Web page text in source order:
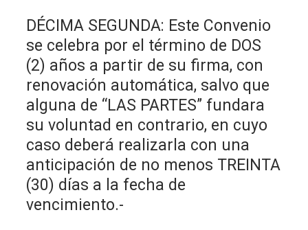
DÉCIMA SEGUNDA: Este Convenio
se celebra por el término de DOS
(2) años a partir de su firma, con
renovación automática, salvo que
alguna de “LAS PARTES” fundara
su voluntad en contrario, en cuyo
caso deberá realizarla con una
anticipación de no menos TREINTA
(30) días a la fecha de
vencimiento.-